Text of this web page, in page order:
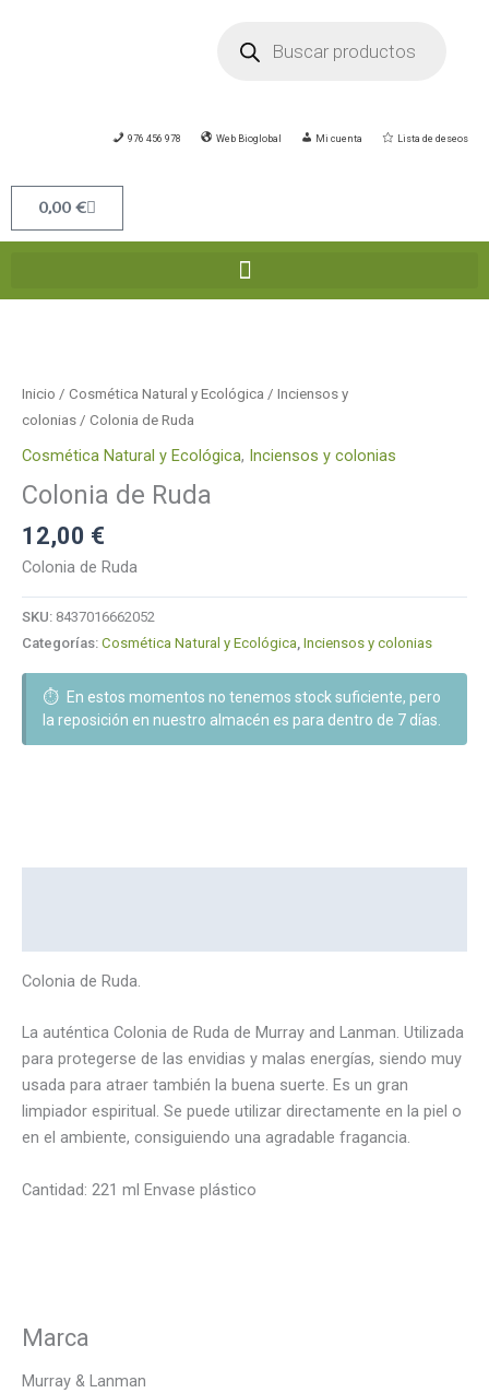
productos
976 456 978 Web Bioglobal Mi cuenta Lista de deseos
0,00 €Carrito
Inicio / Cosmética Natural y Ecológica / Inciensos y
colonias / Colonia de Ruda
Cosmética Natural y Ecológica, Inciensos y colonias
Colonia de Ruda
12,00 €
Colonia de Ruda
SKU: 8437016662052
Categorías: Cosmética Natural y Ecológica, Inciensos y colonias
⏱️
En estos momentos no tenemos stock suficiente, pero
la reposición en nuestro almacén es para dentro de 7 días.
Colonia de Ruda.
La auténtica Colonia de Ruda de Murray and Lanman. Utilizada
para protegerse de las envidias y malas energías, siendo muy
usada para atraer también la buena suerte. Es un gran
limpiador espiritual. Se puede utilizar directamente en la piel o
en el ambiente, consiguiendo una agradable fragancia.
Cantidad: 221 ml Envase plástico
Marca
Murray & Lanman